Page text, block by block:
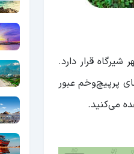
قرار دارد.
پرپیچ‌وخم عبور
می‌کنید.